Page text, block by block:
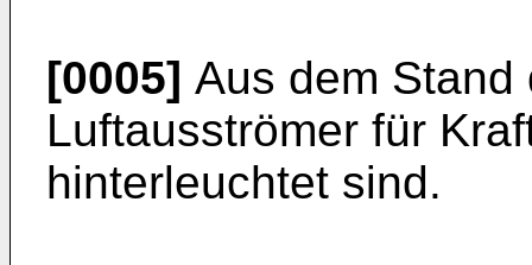
[0005] Aus dem Stand
Luftausströmer für
hinterleuchtet sind.